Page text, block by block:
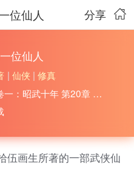
分享
位仙人
位仙人
| 仙侠 | 修真
第二十章 卷一：昭武十年 第20章 真实意图
伍画生所著的一部武侠仙